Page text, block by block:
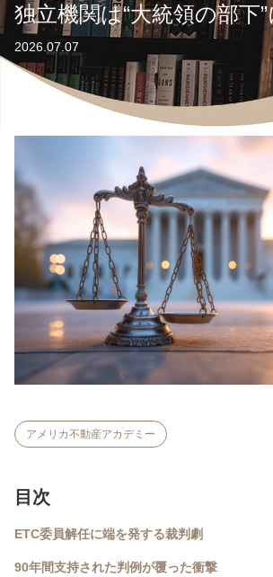
独立機関は“大統領の部下
2026.07.07
アメリカ不動産アカデミー
目次
ETC委員解任に端を発する裁判劇
90年間支持された判例が覆った衝撃